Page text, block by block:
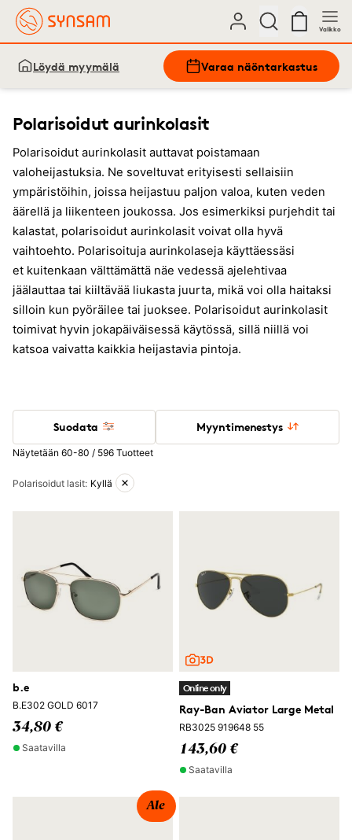
Valikko
Löydä myymälä Varaa näöntarkastus
Polarisoidut aurinkolasit
Polarisoidut aurinkolasit auttavat poistamaan
valoheijastuksia. Ne soveltuvat erityisesti sellaisiin
ympäristöihin, joissa heijastuu paljon valoa, kuten veden
äärellä ja liikenteen joukossa. Jos esimerkiksi purjehdit tai
kalastat, polarisoidut aurinkolasit voivat olla hyvä
vaihtoehto. Polarisoituja aurinkolaseja käyttäessäsi
et kuitenkaan välttämättä näe vedessä ajelehtivaa
jäälauttaa tai kiiltävää liukasta juurta, mikä voi olla haitaksi
silloin kun pyöräilee tai juoksee. Polarisoidut aurinkolasit
toimivat hyvin jokapäiväisessä käytössä, sillä niillä voi
katsoa vaivatta kaikkia heijastavia pintoja.
Suodata Myyntimenestys
Näytetään 60-80 / 596 Tuotteet
Aktiiviset suodattimet
Polarisoidut lasit: Kyllä
b.e
B.E302 GOLD 6017
34,80 €
Saatavilla
Online only
Ray-Ban Aviator Large Metal
RB3025 919648 55
143,60 €
Saatavilla
Ale